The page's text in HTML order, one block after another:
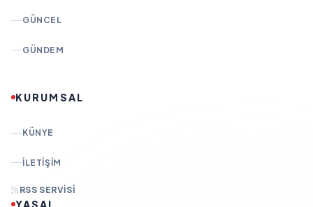
GÜNCEL
GÜNDEM
KURUMSAL
KÜNYE
İLETIŞIM
RSS SERVISI
YASAL